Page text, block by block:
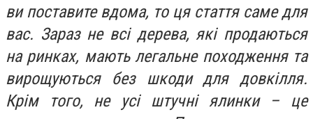
ви поставите вдома, то ця стаття саме для
вас. Зараз не всі дерева, які продаються
на ринках, мають легальне походження та
вирощуються без шкоди для довкілля.
Крім того, не усі штучні ялинки – це